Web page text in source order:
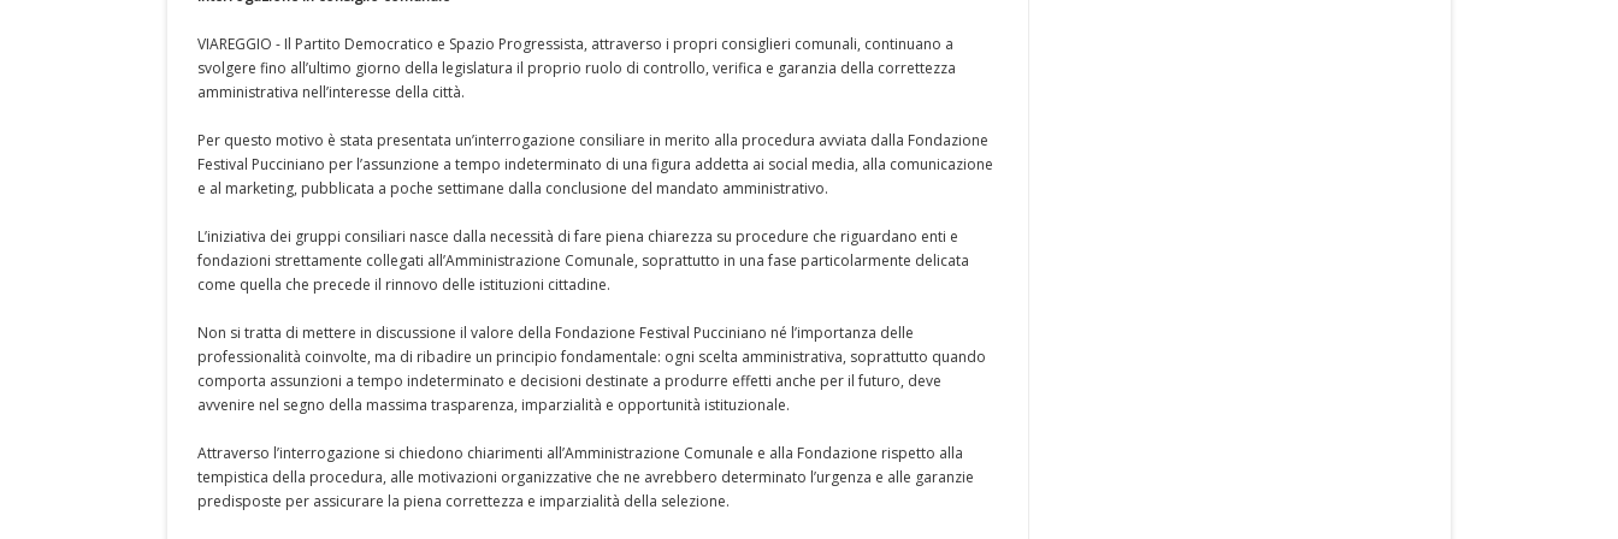
VIAREGGIO - Il Partito Democratico e Spazio Progressista, attraverso i propri consiglieri comunali, continuano a
svolgere fino all’ultimo giorno della legislatura il proprio ruolo di controllo, verifica e garanzia della correttezza
amministrativa nell’interesse della città.
Per questo motivo è stata presentata un’interrogazione consiliare in merito alla procedura avviata dalla Fondazione
Festival Pucciniano per l’assunzione a tempo indeterminato di una figura addetta ai social media, alla comunicazione
e al marketing, pubblicata a poche settimane dalla conclusione del mandato amministrativo.
L’iniziativa dei gruppi consiliari nasce dalla necessità di fare piena chiarezza su procedure che riguardano enti e
fondazioni strettamente collegati all’Amministrazione Comunale, soprattutto in una fase particolarmente delicata
come quella che precede il rinnovo delle istituzioni cittadine.
Non si tratta di mettere in discussione il valore della Fondazione Festival Pucciniano né l’importanza delle
professionalità coinvolte, ma di ribadire un principio fondamentale: ogni scelta amministrativa, soprattutto quando
comporta assunzioni a tempo indeterminato e decisioni destinate a produrre effetti anche per il futuro, deve
avvenire nel segno della massima trasparenza, imparzialità e opportunità istituzionale.
Attraverso l’interrogazione si chiedono chiarimenti all’Amministrazione Comunale e alla Fondazione rispetto alla
tempistica della procedura, alle motivazioni organizzative che ne avrebbero determinato l’urgenza e alle garanzie
predisposte per assicurare la piena correttezza e imparzialità della selezione.